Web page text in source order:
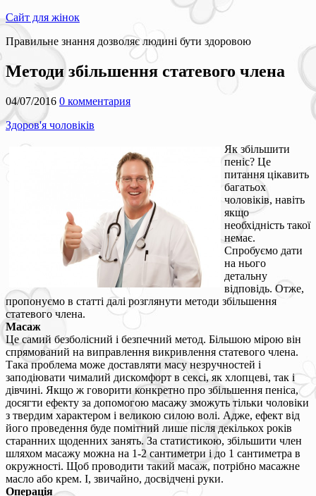
Сайт для жінок
Правильне знання дозволяє людині бути здоровою
Методи збільшення статевого члена
04/07/2016 0 комментария
Здоров'я чоловіків
Як збільшити
пеніс? Це
питання цікавить
багатьох
чоловіків, навіть
якщо
необхідність такої
немає.
Спробуємо дати
на нього
детальну
відповідь. Отже,
пропонуємо в статті далі розглянути методи збільшення
статевого члена.
Масаж
Це самий безболісний і безпечний метод. Більшою мірою він
спрямований на виправлення викривлення статевого члена.
Така проблема може доставляти масу незручностей і
заподіювати чималий дискомфорт в сексі, як хлопцеві, так і
дівчині. Якщо ж говорити конкретно про збільшення пеніса,
досягти ефекту за допомогою масажу зможуть тільки чоловіки
з твердим характером і великою силою волі. Адже, ефект від
його проведення буде помітний лише після декількох років
старанних щоденних занять. За статистикою, збільшити член
шляхом масажу можна на 1-2 сантиметри і до 1 сантиметра в
окружності. Щоб проводити такий масаж, потрібно масажне
масло або крем. І, звичайно, досвідчені руки.
Операція